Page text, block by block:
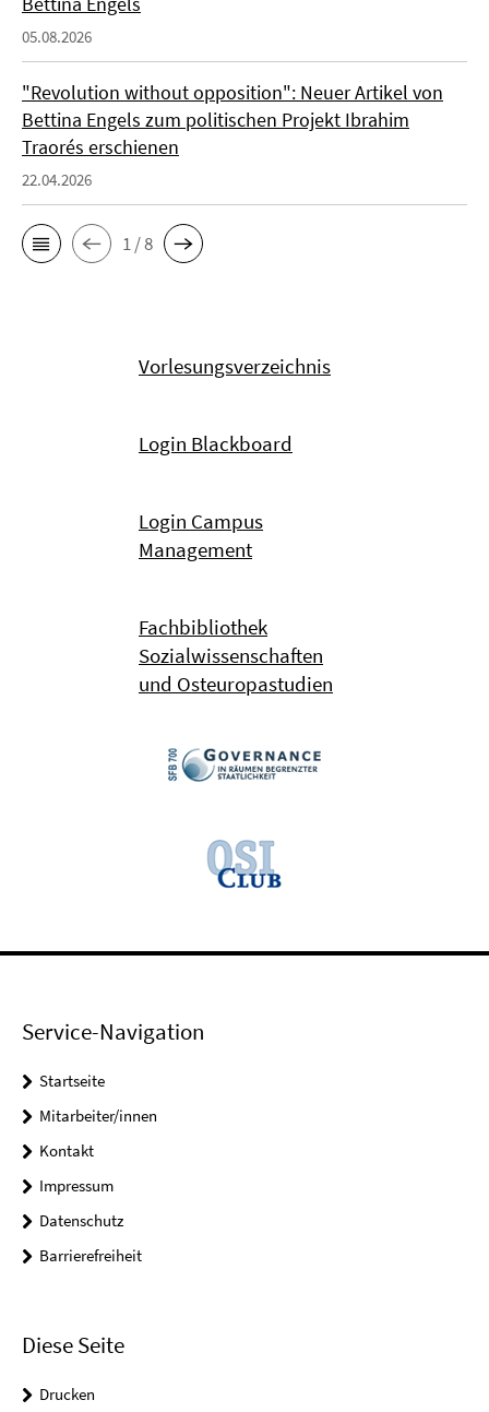
05.08.2026
"Revolution without opposition": Neuer Artikel von
Bettina Engels zum politischen Projekt Ibrahim
Traorés erschienen
22.04.2026
1 / 8
Vorlesungsverzeichnis
Login Blackboard
Login Campus
Management
Fachbibliothek
Sozialwissenschaften
und Osteuropastudien
Service-Navigation
Startseite
Mitarbeiter/innen
Kontakt
Impressum
Datenschutz
Barrierefreiheit
Diese Seite
Drucken